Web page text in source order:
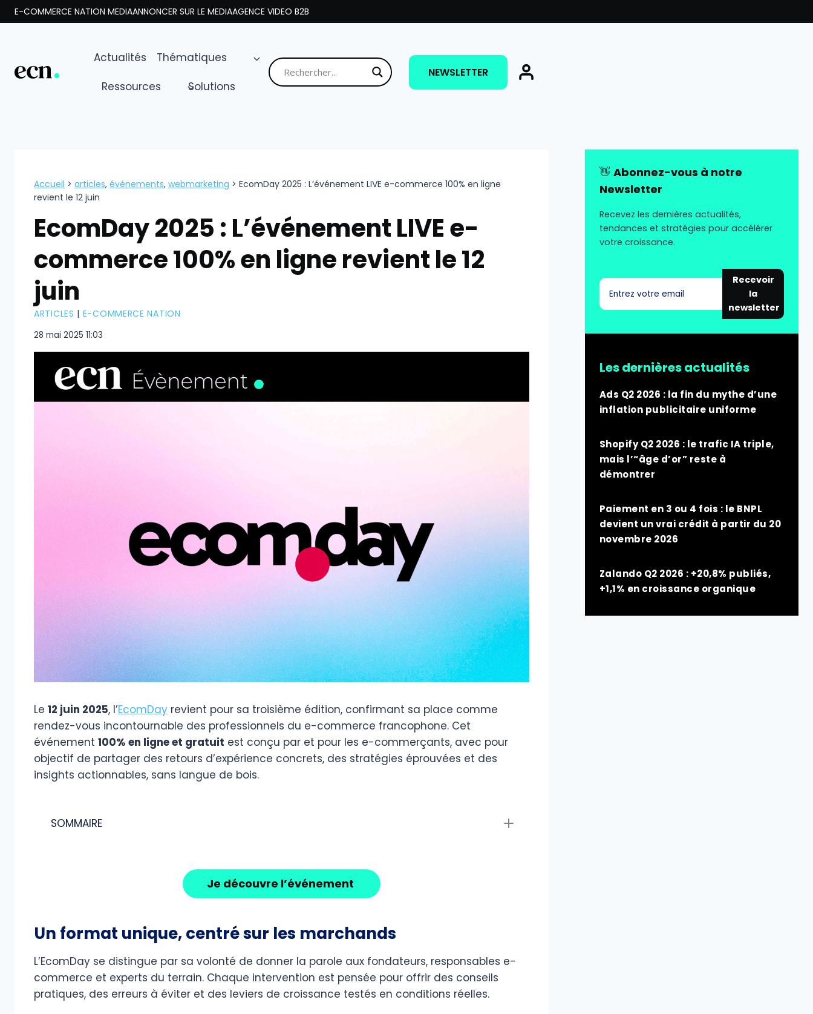
Aller
au
E-COMMERCE NATION MEDIAANNONCER SUR LE MEDIAAGENCE VIDEO B2B
Actualités
Thématiques
Ressources
Solutions
NEWSLETTER
Accueil > articles, événements, webmarketing > EcomDay 2025 : L’événement LIVE e-commerce 100% en ligne
revient le 12 juin
EcomDay 2025 : L’événement LIVE e-
commerce 100% en ligne revient le 12
juin
ARTICLES | E-COMMERCE NATION
28 mai 2025 11:03
Le 12 juin 2025, l’EcomDay revient pour sa troisième édition, confirmant sa place comme
rendez-vous incontournable des professionnels du e-commerce francophone. Cet
événement 100% en ligne et gratuit est conçu par et pour les e-commerçants, avec pour
objectif de partager des retours d’expérience concrets, des stratégies éprouvées et des
insights actionnables, sans langue de bois.
SOMMAIRE
Je découvre l’événement
Un format unique, centré sur les marchands
L’EcomDay se distingue par sa volonté de donner la parole aux fondateurs, responsables e-
commerce et experts du terrain. Chaque intervention est pensée pour offrir des conseils
pratiques, des erreurs à éviter et des leviers de croissance testés en conditions réelles.
👋 Abonnez-vous à notre
Newsletter
Recevez les dernières actualités,
tendances et stratégies pour accélérer
votre croissance.
Recevoir
la
newsletter
Les dernières actualités
Ads Q2 2026 : la fin du mythe d’une
inflation publicitaire uniforme
Shopify Q2 2026 : le trafic IA triple,
mais l’“âge d’or” reste à
démontrer
Paiement en 3 ou 4 fois : le BNPL
devient un vrai crédit à partir du 20
novembre 2026
Zalando Q2 2026 : +20,8% publiés,
+1,1% en croissance organique